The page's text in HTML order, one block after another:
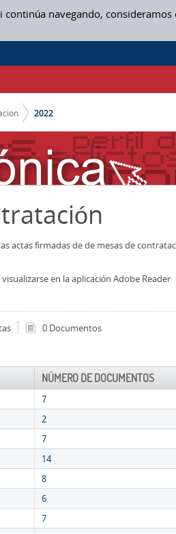
navegando,
2022
actas firmadas de de mesas de
en la aplicación Adobe Reader
0 Documentos
NÚMERO DE DOCUMENTOS
7
2
7
14
8
6
7